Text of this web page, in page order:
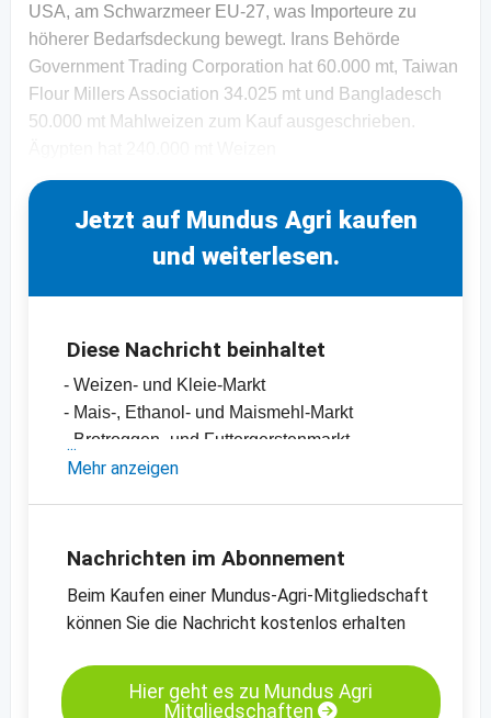
USA, am Schwarzmeer EU-27, was Importeure zu
höherer Bedarfsdeckung bewegt. Irans Behörde
Government Trading Corporation hat 60.000 mt, Taiwan
Flour Millers Association 34.025 mt und Bangladesch
50.000 mt Mahlweizen zum Kauf ausgeschrieben.
Jetzt auf Mundus Agri kaufen
und weiterlesen.
Diese Nachricht beinhaltet
- Weizen- und Kleie-Markt
- Mais-, Ethanol- und Maismehl-Markt
- Brotroggen- und Futtergerstenmarkt
- Einschätzungen und Meinungen des
- Preischarts, Erntebilanzen und Import- und
- Preischats zu verschiedenen Kassamärkten
Kassamarkt - B-Weizen - Hamburg
Mehr anzeigen
Nachrichten im Abonnement
Beim Kaufen einer Mundus-Agri-Mitgliedschaft
können Sie die Nachricht kostenlos erhalten
Hier geht es zu Mundus Agri
Mitgliedschaften